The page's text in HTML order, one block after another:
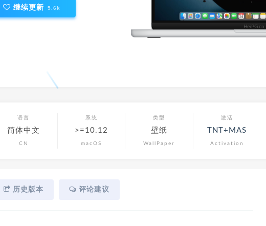
继续更新 5.6k
语言
简体中文
CN
系统
>=10.12
macOS
类型
壁纸
WallPaper
激活
TNT+MAS
Activation
历史版本 评论建议